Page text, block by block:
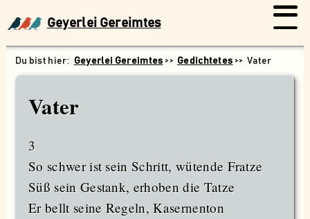
Geyerlei Gereimtes
Geyerlei Gereimtes Gedichtetes Vater
Vater
3
So schwer ist sein Schritt, wütende Fratze
Süß sein Gestank, erhoben die Tatze
Er bellt seine Regeln, Kasernenton